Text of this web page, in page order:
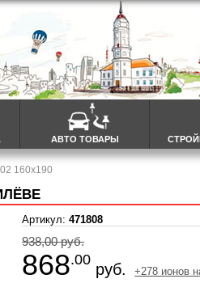
АВТО ТОВАРЫ
160x190
Артикул:471808
938,00 руб.
868.00
руб. +278 ионов